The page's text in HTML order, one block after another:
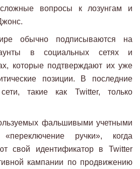
вопросы к лозунгам и
обычно подписываются на
в социальных сетях и
которые подтверждают их уже
позиции. В последние
такие как Twitter, только
фальшивыми учетными
ручки», когда
свой идентификатор в Twitter
кампании по продвижению